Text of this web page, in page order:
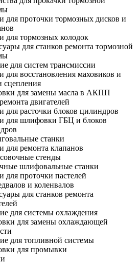
для проточки тормозных дисков и
для тормозных колодок
для станков ремонта тормозной
для систем трансмиссии
для восстановления маховиков и
сцепления
для замены масла в АКПП
двигателей
для расточки блоков цилиндров
для шлифовки ГБЦ и блоков
станки
для ремонта клапанов
стенды
шлифовальные станки
для проточки пастелей
и коленвалов
для станков ремонта
для системы охлаждения
для замены охлаждающей
для топливной системы
для промывки